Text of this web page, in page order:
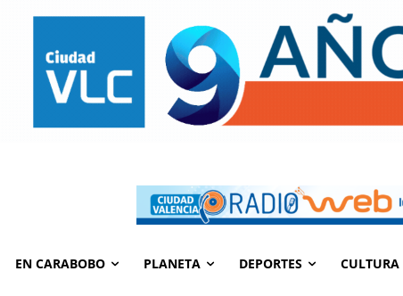
EN CARABOBO PLANETA DEPORTES CULTURA